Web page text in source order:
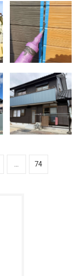
佐賀市 北川副
町 I様邸 シ
ーリング工事
鹿島市 Ｙ様邸
住宅外部塗装工
事 完了
... 74